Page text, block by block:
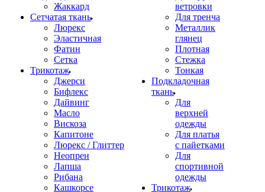
Жаккард
Сетчатая ткань
Люрекс
Эластичная
Фатин
Сетка
Трикотаж
Джерси
Бифлекс
Дайвинг
Масло
Вискоза
Капитоне
Люрекс / Глиттер
Неопрен
Лапша
Рибана
Кашкорсе
ветровки
Для тренча
Металлик
глянец
Плотная
Стежка
Тонкая
Подкладочная
ткань
Для
верхней
одежды
Для платья
с пайетками
Для
спортивной
одежды
Трикотаж